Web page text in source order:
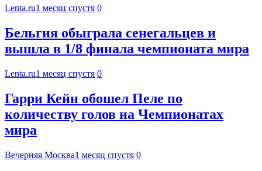
Lenta.ru1 месяц спустя 0
Бельгия обыграла сенегальцев и
вышла в 1/8 финала чемпионата мира
Lenta.ru1 месяц спустя 0
Гарри Кейн обошел Пеле по
количеству голов на Чемпионатах
мира
Вечерняя Москва1 месяц спустя 0